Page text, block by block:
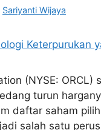
Sariyanti Wijaya
(NYSE:
turun
daftar saham
salah satu